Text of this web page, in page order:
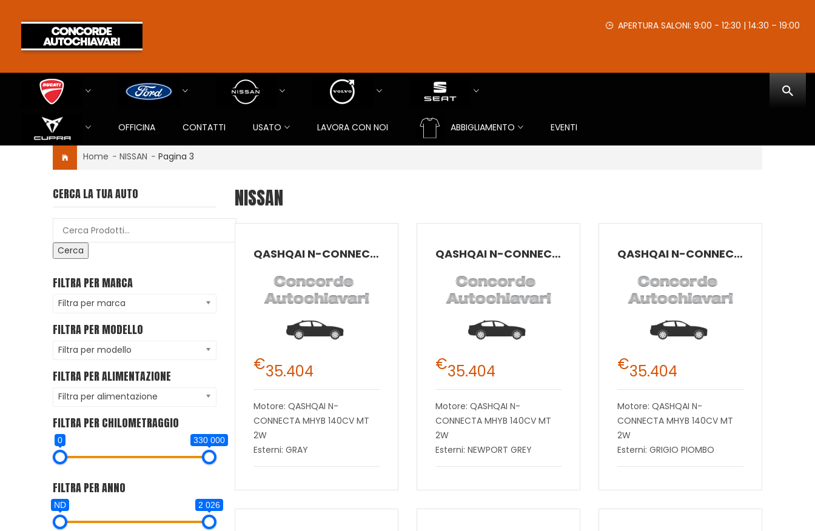
APERTURA SALONI: 9:00 - 12:30 | 14:30 – 19:00
OFFICINA CONTATTI USATO LAVORA CON NOI ABBIGLIAMENTO EVENTI
Home - NISSAN - Pagina 3
CERCA LA TUA AUTO
Cerca
FILTRA PER MARCA
Filtra per marca
FILTRA PER MODELLO
Filtra per modello
FILTRA PER ALIMENTAZIONE
Filtra per alimentazione
FILTRA PER CHILOMETRAGGIO
0 330 000
FILTRA PER ANNO
ND 2 026
NISSAN
QASHQAI N-CONNECTA MHYB 140CV MT 2W
€35.404
Motore: QASHQAI N-
CONNECTA MHYB 140CV MT
2W
Esterni: GRAY
QASHQAI N-CONNECTA MHYB 140CV MT 2W
€35.404
Motore: QASHQAI N-
CONNECTA MHYB 140CV MT
2W
Esterni: NEWPORT GREY
QASHQAI N-CONNECTA MHYB 140CV MT 2W
€35.404
Motore: QASHQAI N-
CONNECTA MHYB 140CV MT
2W
Esterni: GRIGIO PIOMBO